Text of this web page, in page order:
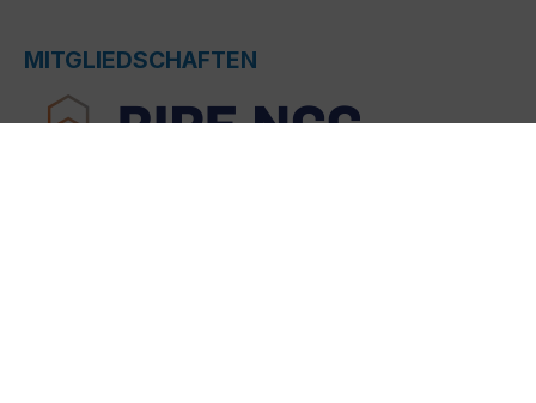
MITGLIEDSCHAFTEN